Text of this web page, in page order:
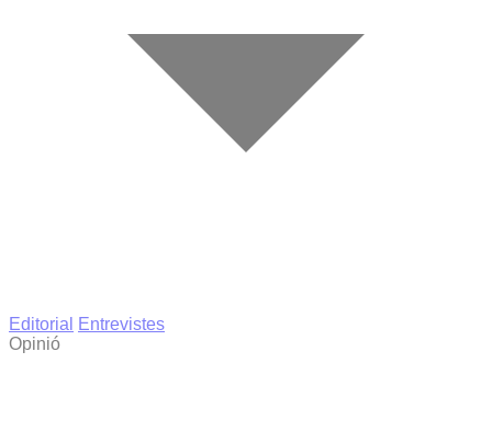
Editorial
Entrevistes
Opinió